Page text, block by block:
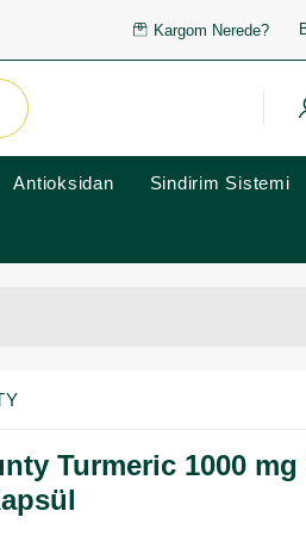
Kargom Nerede?
Antioksidan Sindirim Sistemi
Turmeric 1000